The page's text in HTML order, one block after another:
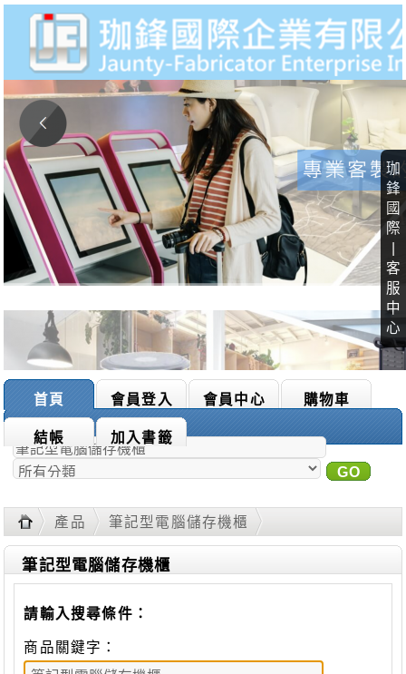
珈
鋒
國
際
客
服
中
心
首頁 會員登入 會員中心 購物車
結帳 加入書籤
商品搜尋：
GO
產品
筆記型電腦儲存機櫃
筆記型電腦儲存機櫃
請輸入搜尋條件：
商品關鍵字：